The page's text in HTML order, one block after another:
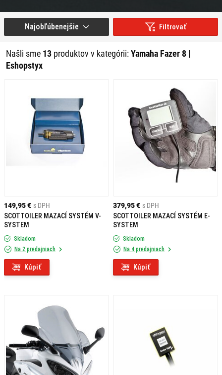
Filtrovať
Našli sme 13 produktov v kategórii:Yamaha Fazer 8 |
Eshopstyx
Najobľúbenejšie
149,95 € s DPH
SCOTTOILER MAZACÍ SYSTÉM V-
SYSTEM
Skladom
Na 2 predajniach
Kúpiť
379,95 € s DPH
SCOTTOILER MAZACÍ SYSTÉM E-
SYSTEM
Skladom
Na 4 predajniach
Kúpiť